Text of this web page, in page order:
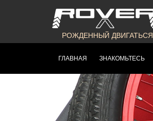
РОЖДЕННЫЙ ДВИГАТЬСЯ
ГЛАВНАЯ ЗНАКОМЬТЕСЬ